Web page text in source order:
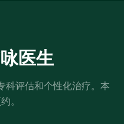
医生
科评估和个性化治疗。本
。